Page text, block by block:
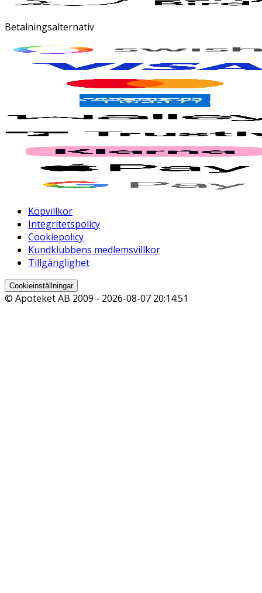
Betalningsalternativ
Köpvillkor
Integritetspolicy
Cookiepolicy
Kundklubbens medlemsvillkor
Tillgänglighet
Cookieinställningar
© Apoteket AB 2009 - 2026-08-07 20:14:51